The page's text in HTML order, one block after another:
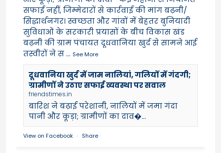
सफाई नहीं, जिम्मेदारों से कार्रवाई की मांग बढ़नी/
सिद्धार्थनगर। स्वच्छता और गांवों में बेहतर बुनियादी
सुविधाओं के सरकारी प्रयासों के बीच विकास खंड
बढ़नी की ग्राम पंचायत दूधवानिया खुर्द से सामने आई
तस्वीरों ने स... See More
दूधवानिया खुर्द में जाम नालियां, गलियों में गंदगी;
ग्रामीणों ने उठाए सफाई व्यवस्था पर सवाल
friendstimes.in
बारिश ने बढ़ाई परेशानी, नालियों में जमा गंदा
पानी और कूड़ा; ग्रामीणों का दाव�...
View on Facebook · Share